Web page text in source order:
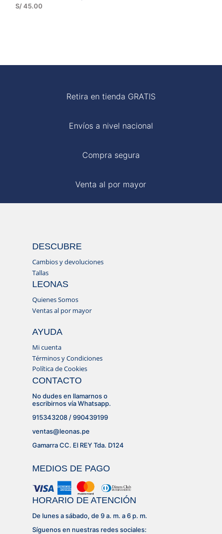
S/45.00
Retira en tienda GRATIS
Envíos a nivel nacional
Compra segura
Venta al por mayor
DESCUBRE
Cambios y devoluciones
Tallas
LEONAS
Quienes Somos
Ventas al por mayor
AYUDA
Mi cuenta
Términos y Condiciones
Política de Cookies
CONTACTO
No dudes en llamarnos o
escribirnos vía Whatsapp.
915343208 / 990439199
ventas@leonas.pe
Gamarra CC. El REY Tda. D124
MEDIOS DE PAGO
HORARIO DE ATENCIÓN
De lunes a sábado, de 9 a. m. a 6 p. m.
Síguenos en nuestras redes sociales: